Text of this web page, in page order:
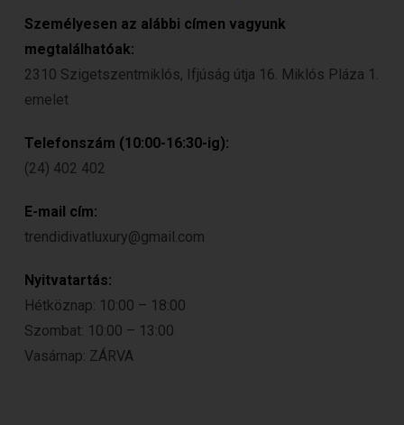
Személyesen az alábbi címen vagyunk
megtalálhatóak:
2310 Szigetszentmiklós, Ifjúság útja 16. Miklós Pláza 1.
emelet
Telefonszám (10:00-16:30-ig):
(24) 402 402
E-mail cím:
trendidivatluxury@gmail.com
Nyitvatartás:
Hétköznap: 10:00 – 18:00
Szombat: 10:00 – 13:00
Vasárnap: ZÁRVA